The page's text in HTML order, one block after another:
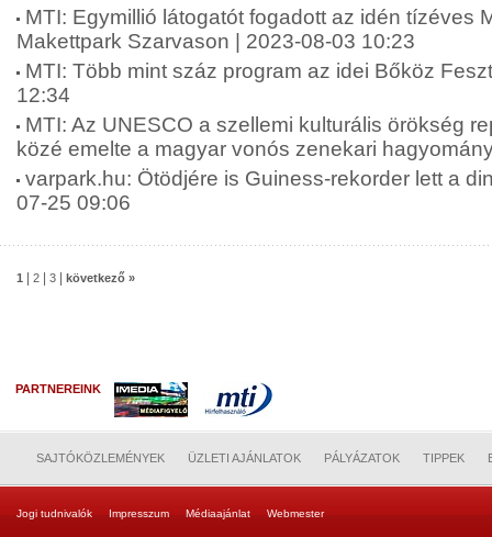
MTI: Egymillió látogatót fogadott az idén tízéves
Makettpark Szarvason | 2023-08-03 10:23
MTI: Több mint száz program az idei Bőköz
12:34
MTI: Az UNESCO a szellemi kulturális örökség
közé emelte a magyar vonós zenekari
varpark.hu: Ötödjére is Guiness-rekorder lett a
07-25 09:06
1 2 3 következő »
PARTNEREINK
SAJTÓKÖZLEMÉNYEK ÜZLETI AJÁNLATOK PÁLYÁZATOK TIPPEK
Jogi tudnivalók Impresszum Médiaajánlat Webmester